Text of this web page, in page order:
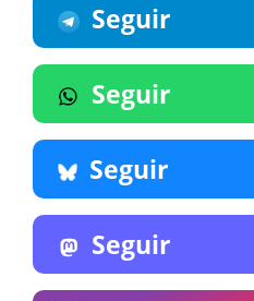
Seguir
Seguir
Seguir
Seguir